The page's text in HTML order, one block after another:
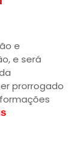
e
e será
prorrogado